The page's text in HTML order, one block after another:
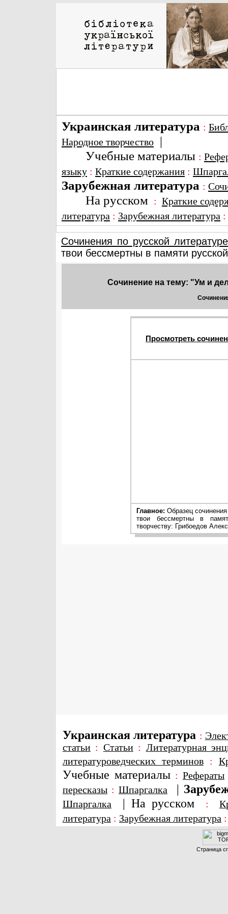
Украинская литература :
Народное творчество |
Учебные материалы :
языку : Краткие содержания :
Зарубежная литература :
На русском : Краткие
литература : Зарубежная литература
Сочинения по русской литературе
твои бессмертны в памяти
Сочинение на тему: "Ум и
Просмотреть
Главное: Образец
твои бессмертны в
творчеству: Грибоедов
Украинская литература :
статьи : Статьи: Литературная
литературоведческих терминов:
Учебные материалы : Рефераты
пересказы : Шпаргалка |
Шпаргалка | На русском :
литература : Зарубежная литература
Страница